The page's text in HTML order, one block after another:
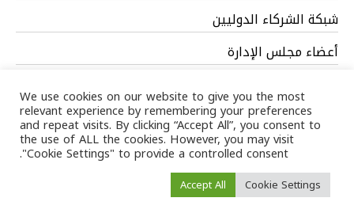
شبكة الشركاء الدوليين
أعضاء مجلس الإدارة
/ LIMS © 2024 All Rights Reserved /Terms
of service
We use cookies on our website to give you the most
relevant experience by remembering your preferences
and repeat visits. By clicking “Accept All”, you consent to
the use of ALL the cookies. However, you may visit
"Cookie Settings" to provide a controlled consent.
Cookie Settings
Accept All